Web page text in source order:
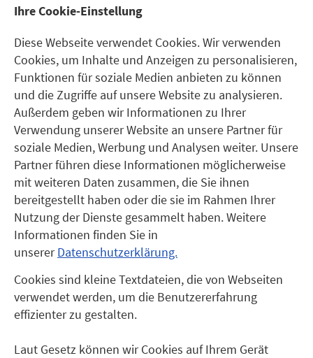
Ihre Cookie-Einstellung
Diese Webseite verwendet Cookies. Wir verwenden
Cookies, um Inhalte und Anzeigen zu personalisieren,
Funktionen für soziale Medien anbieten zu können
und die Zugriffe auf unsere Website zu analysieren.
Außerdem geben wir Informationen zu Ihrer
Verwendung unserer Website an unsere Partner für
soziale Medien, Werbung und Analysen weiter. Unsere
Partner führen diese Informationen möglicherweise
mit weiteren Daten zusammen, die Sie ihnen
bereitgestellt haben oder die sie im Rahmen Ihrer
Nutzung der Dienste gesammelt haben. Weitere
Informationen finden Sie in
unsererDatenschutzerklärung.
Cookies sind kleine Textdateien, die von Webseiten
verwendet werden, um die Benutzererfahrung
effizienter zu gestalten.
Laut Gesetz können wir Cookies auf Ihrem Gerät